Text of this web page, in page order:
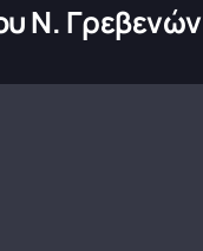
Ν. Γρεβενών